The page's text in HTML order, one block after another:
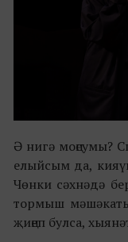
Ә нигә моңсумы?
елыйсым да,
Чөнки сәхнәдә
тормыш
җиңеп булса,